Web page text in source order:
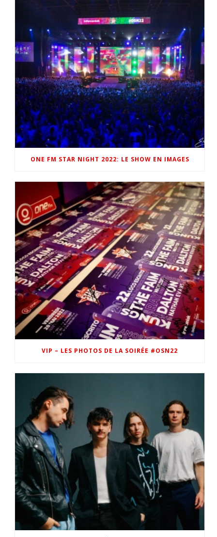
ONE FM STAR NIGHT 2022: LE SHOW EN IMAGES
VIP – LES PHOTOS DE LA SOIRÉE #OSN22